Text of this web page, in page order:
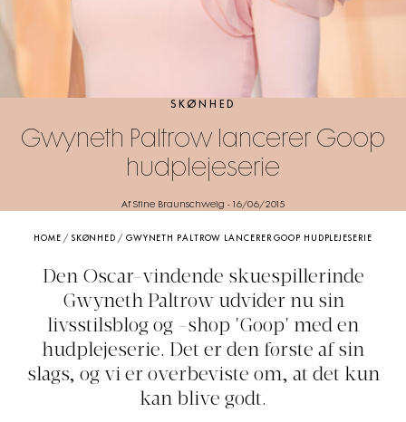
SKØNHED
Gwyneth Paltrow lancerer Goop
hudplejeserie
Af Stine Braunschweig - 16/06/2015
HOME / SKØNHED / GWYNETH PALTROW LANCERER GOOP HUDPLEJESERIE
Den Oscar-vindende skuespillerinde
Gwyneth Paltrow udvider nu sin
livsstilsblog og -shop 'Goop' med en
hudplejeserie. Det er den første af sin
slags, og vi er overbeviste om, at det kun
kan blive godt.